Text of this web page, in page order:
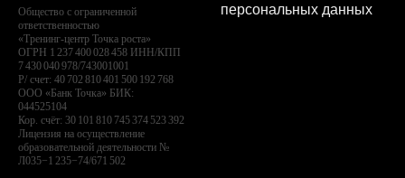
Общество с ограниченной
ответственностью
«Тренинг-центр Точка роста»
ОГРН 1 237 400 028 458 ИНН/КПП
7 430 040 978/743001001
Р/ счет: 40 702 810 401 500 192 768
ООО «Банк Точка» БИК:
044525104
Кор. счёт: 30 101 810 745 374 523 392
Лицензия на осуществление
образовательной деятельности №
Л035−1 235−74/671 502
персональных данных